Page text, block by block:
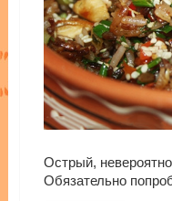
Острый,
Обязательно